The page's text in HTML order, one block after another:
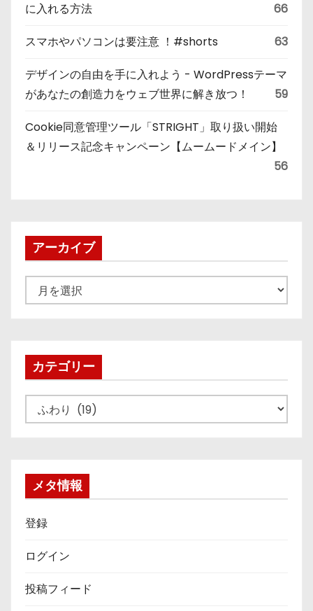
に入れる方法
66
スマホやパソコンは要注意 ！#shorts 63
デザインの自由を手に入れよう - WordPressテーマ
があなたの創造力をウェブ世界に解き放つ！
59
Cookie同意管理ツール「STRIGHT」取り扱い開始
＆リリース記念キャンペーン【ムームードメイン】
56
アーカイブ
ー
ブカテゴリー
テ
メタ情報
登録
ログイン
投稿フィード